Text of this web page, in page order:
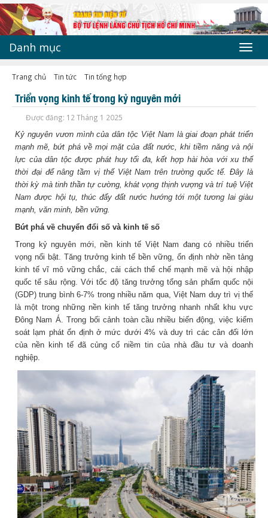
Danh mục
Trang chủ Tin tức Tin tổng hợp
Triển vọng kinh tế trong kỷ nguyên mới
Được đăng: 12 Tháng 1 2025
Kỷ nguyên vươn mình của dân tộc Việt Nam là giai đoạn phát triển
mạnh mẽ, bứt phá về mọi mặt của đất nước, khi tiềm năng và nội
lực của dân tộc được phát huy tối đa, kết hợp hài hòa với xu thế
thời đại để nâng tầm vị thế Việt Nam trên trường quốc tế. Đây là
thời kỳ mà tinh thần tự cường, khát vọng thịnh vượng và trí tuệ Việt
Nam được hội tụ, thúc đẩy đất nước hướng tới một tương lai giàu
mạnh, văn minh, bền vững.
Bứt phá về chuyển đổi số và kinh tế số
Trong kỷ nguyên mới, nền kinh tế Việt Nam đang có nhiều triển
vọng nổi bật. Tăng trưởng kinh tế bền vững, ổn định nhờ nền tảng
kinh tế vĩ mô vững chắc, cải cách thể chế mạnh mẽ và hội nhập
quốc tế sâu rộng. Với tốc độ tăng trưởng tổng sản phẩm quốc nội
(GDP) trung bình 6-7% trong nhiều năm qua, Việt Nam duy trì vị thế
là một trong những nền kinh tế tăng trưởng nhanh nhất khu vực
Đông Nam Á. Trong bối cảnh toàn cầu nhiều biến động, việc kiểm
soát lạm phát ổn định ở mức dưới 4% và duy trì các cân đối lớn
của nền kinh tế đã củng cố niềm tin của nhà đầu tư và doanh
nghiệp.